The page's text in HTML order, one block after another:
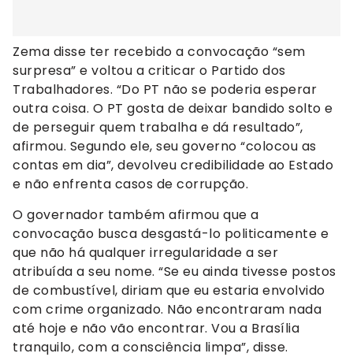
Zema disse ter recebido a convocação “sem
surpresa” e voltou a criticar o Partido dos
Trabalhadores. “Do PT não se poderia esperar
outra coisa. O PT gosta de deixar bandido solto e
de perseguir quem trabalha e dá resultado”,
afirmou. Segundo ele, seu governo “colocou as
contas em dia”, devolveu credibilidade ao Estado
e não enfrenta casos de corrupção.
O governador também afirmou que a
convocação busca desgastá-lo politicamente e
que não há qualquer irregularidade a ser
atribuída a seu nome. “Se eu ainda tivesse postos
de combustível, diriam que eu estaria envolvido
com crime organizado. Não encontraram nada
até hoje e não vão encontrar. Vou a Brasília
tranquilo, com a consciência limpa”, disse.